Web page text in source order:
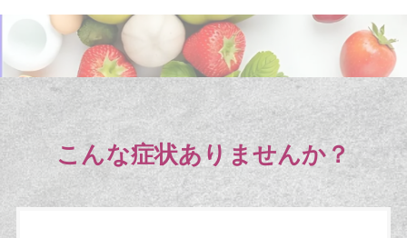
こんな症状ありませんか？